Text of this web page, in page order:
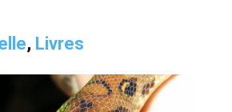
, Livres